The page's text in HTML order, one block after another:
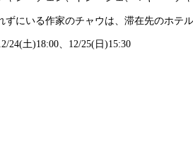
にいる作家のチャウは、滞在先のホテ
24(土)18:00、12/25(日)15:30